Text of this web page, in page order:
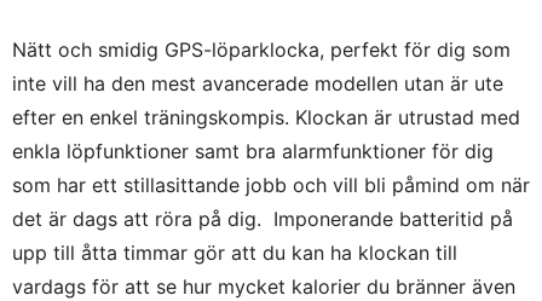
Nätt och smidig GPS-löparklocka, perfekt för dig som
inte vill ha den mest avancerade modellen utan är ute
efter en enkel träningskompis. Klockan är utrustad med
enkla löpfunktioner samt bra alarmfunktioner för dig
som har ett stillasittande jobb och vill bli påmind om när
det är dags att röra på dig. Imponerande batteritid på
upp till åtta timmar gör att du kan ha klockan till
vardags för att se hur mycket kalorier du bränner även